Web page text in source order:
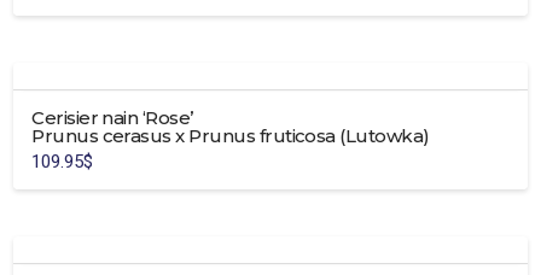
Cerisier nain ‘Rose’
Prunus cerasus x Prunus fruticosa (Lutowka)
109.95$